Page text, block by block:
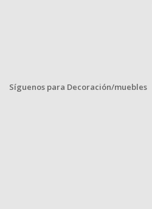
Síguenos para Decoración/muebles